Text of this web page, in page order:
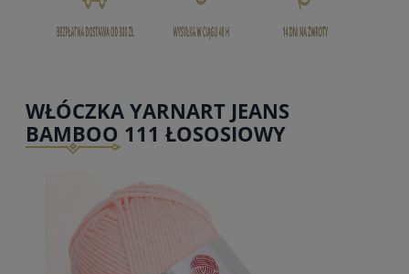
WŁÓCZKA YARNART JEANS
BAMBOO 111 ŁOSOSIOWY